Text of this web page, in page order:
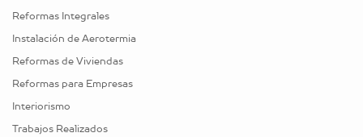
Reformas Integrales
Instalación de Aerotermia
Reformas de Viviendas
Reformas para Empresas
Interiorismo
Trabajos Realizados